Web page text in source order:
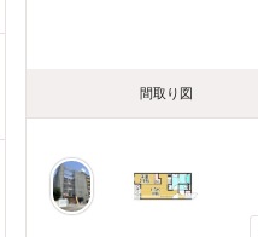
間取り図